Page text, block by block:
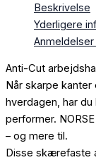
Beskrivelse
Yderligere
Anti-Cut
Når skarpe
hverdagen, har
performer.
– og mere til.
Disse skærefaste